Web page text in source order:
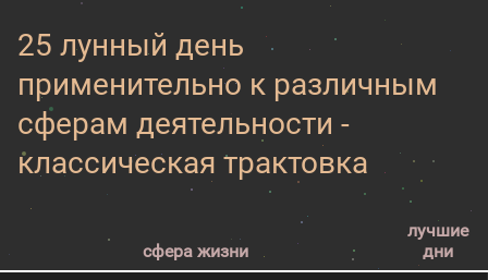
25 лунный день
применительно к различным
сферам деятельности -
классическая трактовка
сфера жизни
лучшие
дни